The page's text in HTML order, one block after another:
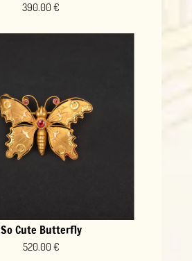
390.00 €
So Cute Butterfly
520.00 €